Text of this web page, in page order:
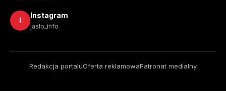
I
Instagram
jaslo_info
Redakcja portaluOferta reklamowaPatronat medialny